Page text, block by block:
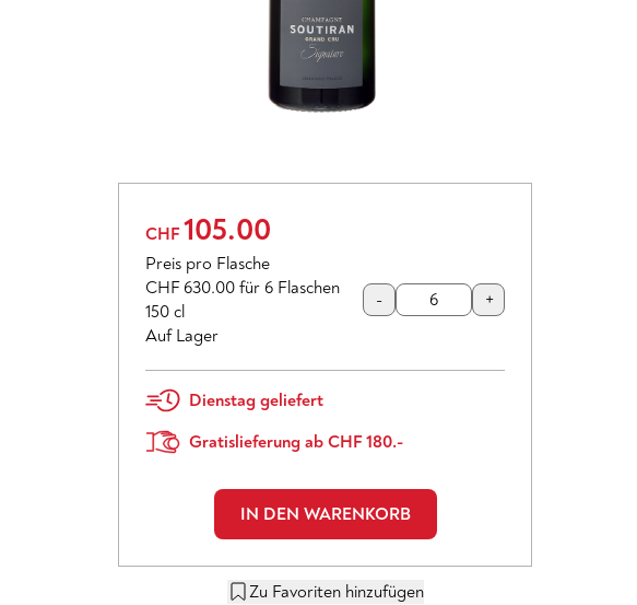
CHF 105.00
Preis pro Flasche
CHF 630.00 für 6 Flaschen
150 cl
Auf Lager
- +
Dienstag geliefert
Gratislieferung ab CHF 180.-
IN DEN WARENKORB
Zu Favoriten hinzufügen